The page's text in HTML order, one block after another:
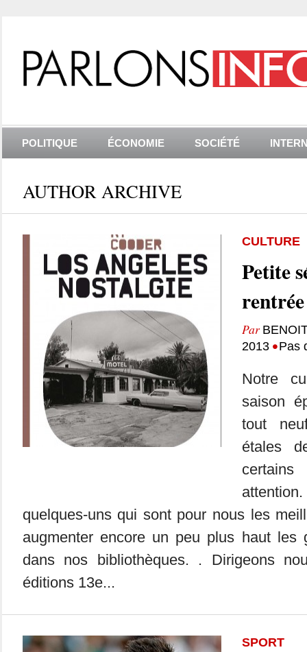
POLITIQUE ÉCONOMIE SOCIÉTÉ
AUTHOR ARCHIVE
CULTURE
Petite
Par
2013 •Pas
Notre
saison
tout
étales
quelques-uns qui sont pour nous les
augmenter encore un peu plus haut les
dans nos bibliothèques. . Dirigeons
éditions 13e...
SPORT